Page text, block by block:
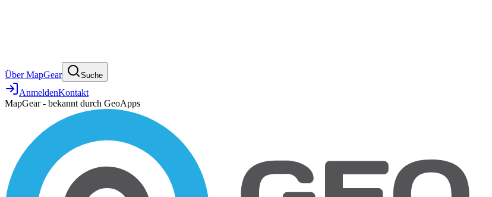
Über MapGear Suche
AnmeldenKontakt
MapGear - bekannt durch GeoApps